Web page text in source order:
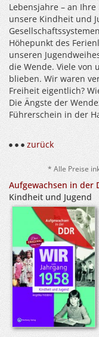
Lebensjahre – an
unsere Kindheit und
Höhepunkt des
unseren
die Wende. Viele von
blieben. Wir waren
Freiheit eigentlich?
Die Ängste der
Führerschein in der
zurück
* Alle Preise
Aufgewachsen in der
Kindheit und Jugend